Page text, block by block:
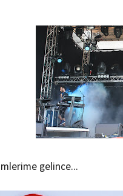
gelince...